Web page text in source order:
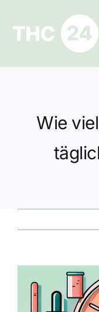
springen
Ratgeber
Datenschutz
Wie
grösseres